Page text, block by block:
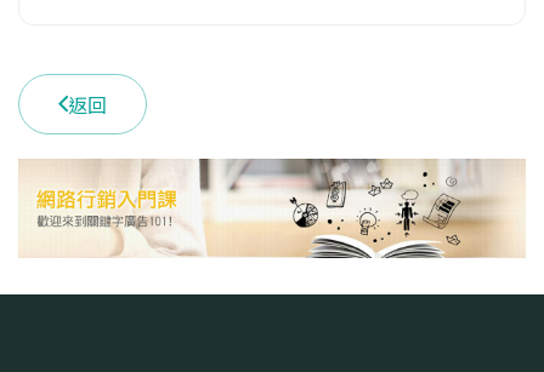
(02)29393091 #67105
學系地址
臺北市文山區指南路二段64號
返回